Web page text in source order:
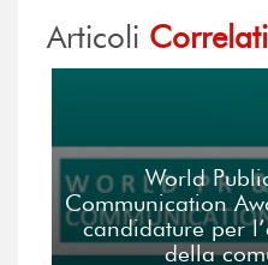
Articoli Correlati
World
Communication
candidature per
della